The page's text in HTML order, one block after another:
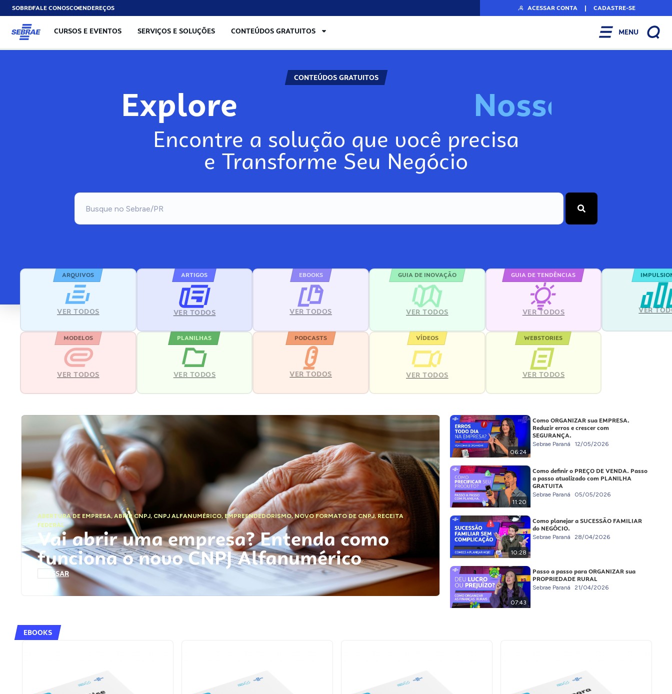
SOBREFALE CONOSCOENDEREÇOS ACESSAR CONTA | CADASTRE-SE
CURSOS E EVENTOS SERVIÇOS E SOLUÇÕES CONTEÚDOS GRATUITOS MENU
CONTEÚDOS GRATUITOS
Explore Nos
Encontre a solução que você precisa
e Transforme Seu Negócio
ARQUIVOS
VER TODOS
ARTIGOS
VER TODOS
EBOOKS
VER TODOS
GUIA DE INOVAÇÃO
VER TODOS
GUIA DE TENDÊNCIAS
VER TODOS VER
MODELOS
VER TODOS
PLANILHAS
VER TODOS
PODCASTS
VER TODOS
VÍDEOS
VER TODOS
WEBSTORIES
VER TODOS
ABERTURA DE EMPRESA,ABRIR CNPJ, CNPJ ALFANUMÉRICO, EMPREENDEDORISMO,NOVO FORMATO DE CNPJ,RECEITA
FEDERAL
Vai abrir uma empresa? Entenda como
funciona o novo CNPJ Alfanumérico
ACESSAR
06:24
Como ORGANIZAR sua EMPRESA.
Reduzir erros e crescer com
SEGURANÇA.
Sebrae Paraná 12/05/2026
11:20
Como definir o PREÇO DE VENDA. Passo
a passo atualizado com PLANILHA
GRATUITA
Sebrae Paraná 05/05/2026
10:28
Como planejar a SUCESSÃO FAMILIAR
do NEGÓCIO.
Sebrae Paraná 28/04/2026
07:43
Passo a passo para ORGANIZAR sua
PROPRIEDADE RURAL
Sebrae Paraná 21/04/2026
EBOOKS